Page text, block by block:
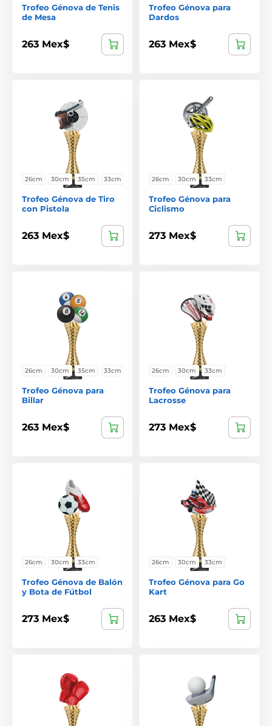
Trofeo Génova de Tenis
de Mesa
263 Mex$
Trofeo Génova para
Dardos
263 Mex$
26cm 30cm 35cm 33cm
Trofeo Génova de Tiro
con Pistola
263 Mex$
26cm 30cm 33cm
Trofeo Génova para
Ciclismo
273 Mex$
26cm 30cm 35cm 33cm
Trofeo Génova para
Billar
263 Mex$
26cm 30cm 33cm
Trofeo Génova para
Lacrosse
273 Mex$
26cm 30cm 33cm
Trofeo Génova de Balón
y Bota de Fútbol
273 Mex$
26cm 30cm 33cm
Trofeo Génova para Go
Kart
263 Mex$